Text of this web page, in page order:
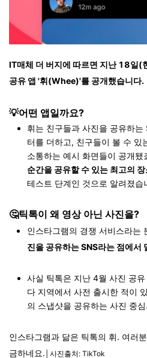
IT매체 더 버지에 따르면 지난 18일(
공유 앱 '휘(Whee)'를 공개했습니다.
💡어떤 앱일까요?
휘는 친구들과 사진을 공유하
터를 더하고, 친구들이 볼 수 있
소통하는 예시 화면들이 공개됐
순간을 공유할 수 있는 최고의
테스트 단계인 것으로 알려졌습
🤔틱톡이 왜 영상 아닌 사진을?
인스타그램의 경쟁 서비스라는
진을 공유하는 SNS라는 점에서
사실 틱톡은 지난 4월 사진 공
다 지역에서 사전 출시한 적이
의 스냅샷을 공유하는 사진 중
인스타그램과 닮은 틱톡의 휘. 여러
금하네요. │사진출처: TikTok